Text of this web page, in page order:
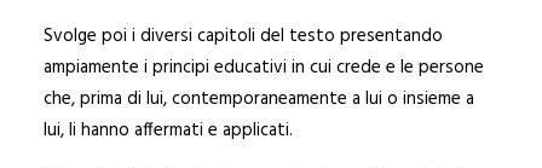
Svolge poi i diversi capitoli del testo presentando
ampiamente i principi educativi in cui crede e le persone
che, prima di lui, contemporaneamente a lui o insieme a
lui, li hanno affermati e applicati.